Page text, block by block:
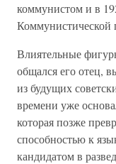
коммунистом и в
Коммунистической
Влиятельные
общался его отец,
из будущих
времени уже
которая позже
способностью к
кандидатом в